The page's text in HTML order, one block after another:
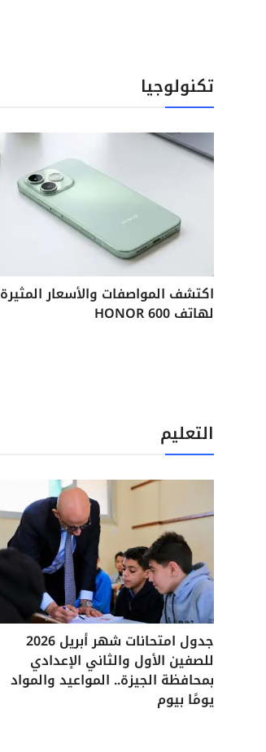
تكنولوجيا
اكتشف المواصفات والأسعار المثيرة
لهاتف HONOR 600
التعليم
جدول امتحانات شهر أبريل 2026
للصفين الأول والثاني الإعدادي
بمحافظة الجيزة.. المواعيد والمواد
يومًا بيوم